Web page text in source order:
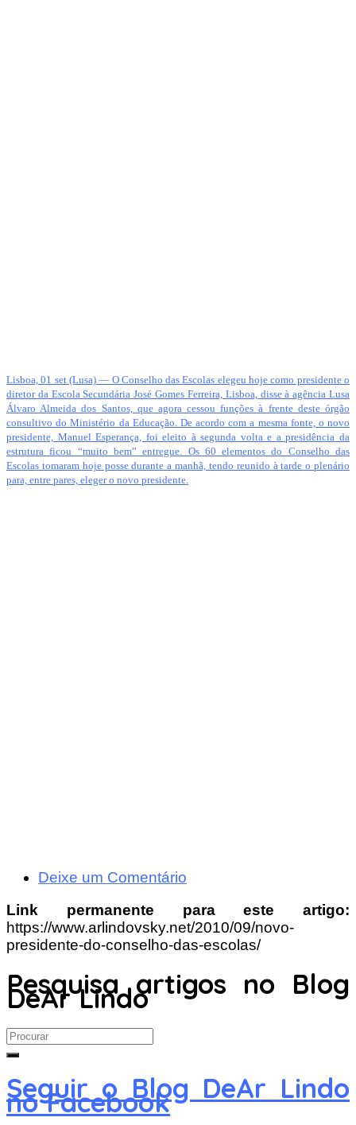
Lisboa, 01 set (Lusa) — O Conselho das Escolas elegeu hoje como presidente o
diretor da Escola Secundária José Gomes Ferreira, Lisboa, disse à agência Lusa
Álvaro Almeida dos Santos, que agora cessou funções à frente deste órgão
consultivo do Ministério da Educação. De acordo com a mesma fonte, o novo
presidente, Manuel Esperança, foi eleito à segunda volta e a presidência da
estrutura ficou “muito bem” entregue. Os 60 elementos do Conselho das
Escolas tomaram hoje posse durante a manhã, tendo reunido à tarde o plenário
para, entre pares, eleger o novo presidente.
Deixe um Comentário
Link permanente para este artigo:
https://www.arlindovsky.net/2010/09/novo-
presidente-do-conselho-das-escolas/
Pesquisa artigos no Blog
DeAr Lindo
Search
for:
Seguir o Blog DeAr Lindo
no Facebook